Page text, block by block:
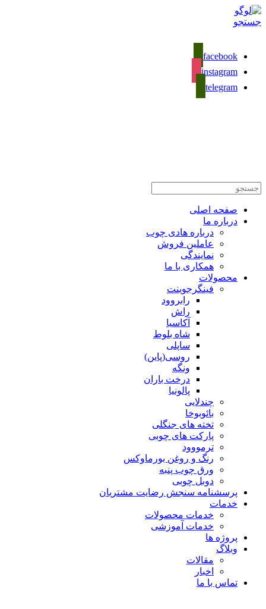
جستجو
facebook
instagram
telegram
صفحه اصلی
درباره ما
درباره هادی چوب
عاملین فروش
نمایندگی
همکاری با ما
محصولات
فینگرجوینت
رابروود
راش
آکاسیا
شاه بلوط
ساپلی
روسی(پاین)
ونگه
درخت باران
پالونیا
چندلایی
بائوبوخا
تخته های جنگلی
پارکت های چوبی
ترمووود
رنگ و روغن بورماوکس
ورق چوب پنبه
دوبل چوبی
پرسشنامه سنجش رضایت مشتریان
خدمات
خدمات محصولات
خدمات آموزشی
پروژه ها
وبلاگ
مقالات
اخبار
تماس با ما